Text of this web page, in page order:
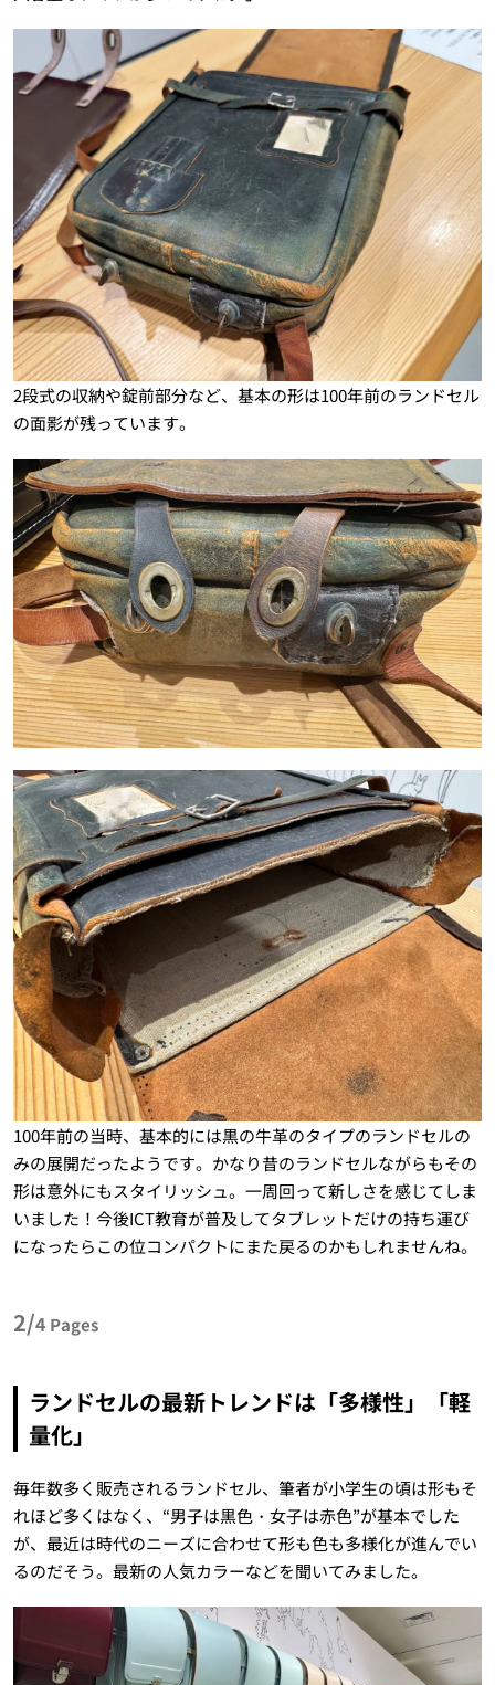
2段式の収納や錠前部分など、基本の形は100年前のランドセル
の面影が残っています。
100年前の当時、基本的には黒の牛革のタイプのランドセルの
みの展開だったようです。かなり昔のランドセルながらもその
形は意外にもスタイリッシュ。一周回って新しさを感じてしま
いました！今後ICT教育が普及してタブレットだけの持ち運び
になったらこの位コンパクトにまた戻るのかもしれませんね。
2/4 Pages
ランドセルの最新トレンドは「多様性」「軽
量化」
毎年数多く販売されるランドセル、筆者が小学生の頃は形もそ
れほど多くはなく、“男子は黒色・女子は赤色”が基本でした
が、最近は時代のニーズに合わせて形も色も多様化が進んでい
るのだそう。最新の人気カラーなどを聞いてみました。